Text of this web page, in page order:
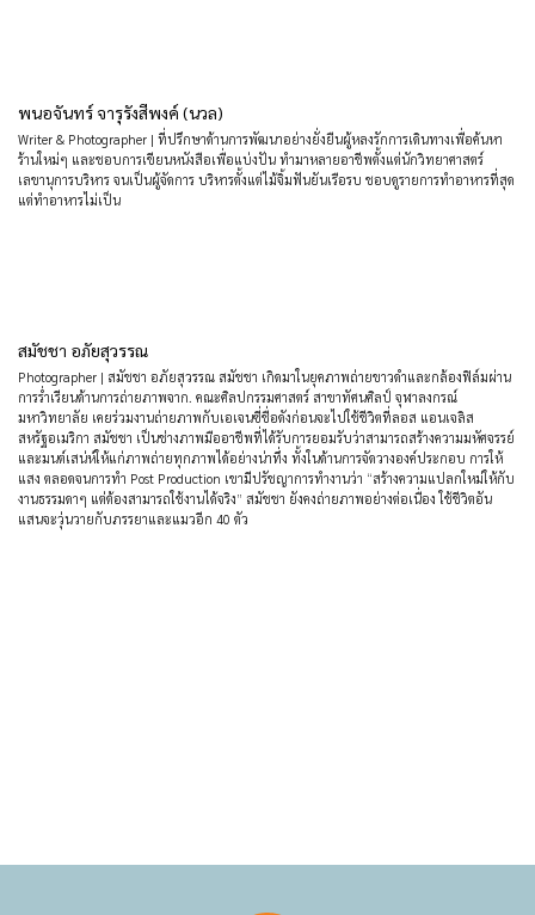
พนอจันทร์ จารุรังสีพงค์ (นวล)
Writer & Photographer | ที่ปรึกษาด้านการพัฒนาอย่างยั่งยืนผู้หลงรักการเดินทางเพื่อค้นหา
ร้านใหม่ๆ และชอบการเขียนหนังสือเพื่อแบ่งปัน ทำมาหลายอาชีพตั้งแต่นักวิทยาศาสตร์
เลขานุการบริหาร จนเป็นผู้จัดการ บริหารตั้งแต่ไม้จิ้มฟันยันเรือรบ ชอบดูรายการทำอาหารที่สุด
แต่ทำอาหารไม่เป็น
สมัชชา อภัยสุวรรณ
Photographer | สมัชชา อภัยสุวรรณ สมัชชา เกิดมาในยุคภาพถ่ายขาวดำและกล้องฟิล์มผ่าน
การร่ำเรียนด้านการถ่ายภาพจาก. คณะศิลปกรรมศาสตร์ สาขาทัศนศิลป์ จุฬาลงกรณ์
มหาวิทยาลัย เคยร่วมงานถ่ายภาพกับเอเจนซี่ชื่อดังก่อนจะไปใช้ชีวิตที่ลอส แอนเจลิส
สหรัฐอเมริกา สมัชชา เป็นช่างภาพมืออาชีพที่ได้รับการยอมรับว่าสามารถสร้างความมหัศจรรย์
และมนต์เสน่ห์ให้แก่ภาพถ่ายทุกภาพได้อย่างน่าทึ่ง ทั้งในด้านการจัดวางองค์ประกอบ การให้
แสง ตลอดจนการทำ Post Production เขามีปรัชญาการทำงานว่า “สร้างความแปลกใหม่ให้กับ
งานธรรมดาๆ แต่ต้องสามารถใช้งานได้จริง” สมัชชา ยังคงถ่ายภาพอย่างต่อเนื่อง ใช้ชีวิตอัน
แสนจะวุ่นวายกับภรรยาและแมวอีก 40 ตัว